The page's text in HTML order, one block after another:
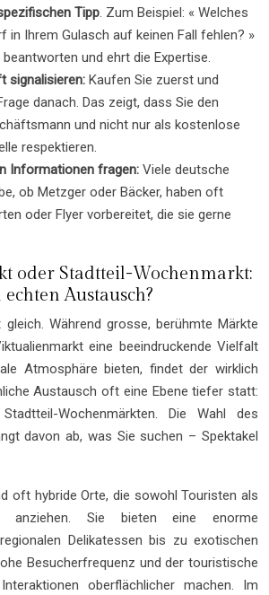
Tipp. Zum Beispiel: « Welches
in Ihrem Gulasch auf keinen Fall fehlen? »
und ehrt die Expertise.
signalisieren: Kaufen Sie zuerst und
danach. Das zeigt, dass Sie den
und nicht nur als kostenlose
respektieren.
Informationen fragen: Viele deutsche
ob Metzger oder Bäcker, haben oft
oder Flyer vorbereitet, die sie gerne
oder Stadtteil-Wochenmarkt:
Austausch?
Während grosse, berühmte Märkte
eine beeindruckende Vielfalt
Atmosphäre bieten, findet der wirklich
Austausch oft eine Ebene tiefer statt:
Wochenmärkten. Die Wahl des
davon ab, was Sie suchen – Spektakel
oft hybride Orte, die sowohl Touristen als
anziehen. Sie bieten eine enorme
Delikatessen bis zu exotischen
Besucherfrequenz und der touristische
oberflächlicher machen. Im